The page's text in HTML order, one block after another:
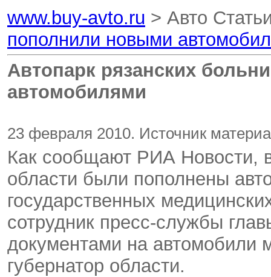
www.buy-avto.ru > Авто
пополнили новыми
Автопарк рязанских
автомобилями
23 февраля 2010. Источник
Как сообщают РИА Новости,
области были пополнены
государственных
сотрудник пресс-службы
документами на автомобили
губернатор области.